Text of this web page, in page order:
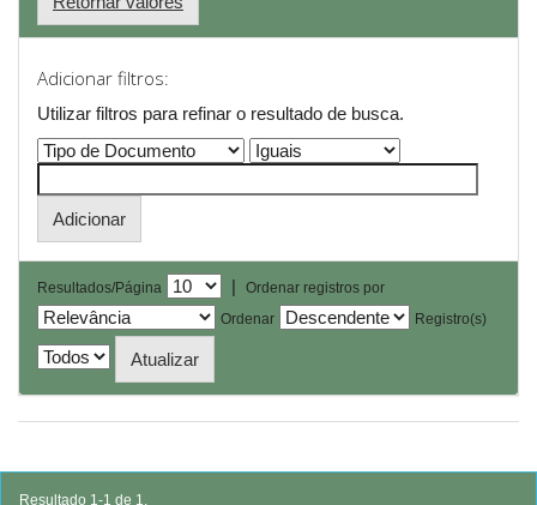
Adicionar filtros:
Utilizar filtros para refinar o resultado de busca.
Resultados/Página |
Ordenar registros por
Ordenar
Registro(s)
Resultado 1-1 de 1.